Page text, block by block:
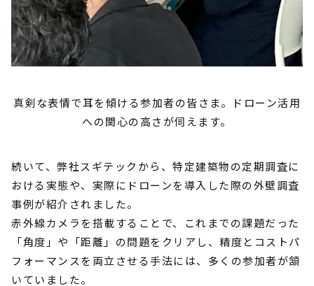
真剣な表情で耳を傾ける参加者の皆さま。ドローン活用
への関心の高さが伺えます。
続いて、弊社スギテックから、特定建築物の定期調査に
おける実態や、実際にドローンを導入した際の外壁調査
事例が紹介されました。
赤外線カメラを搭載することで、これまでの課題だった
「角度」や「距離」の問題をクリアし、精度とコストパ
フォーマンスを両立させる手法には、多くの参加者が頷
いていました。